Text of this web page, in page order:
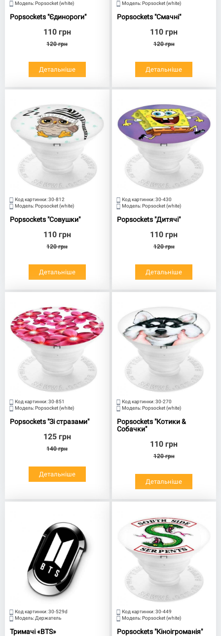
Модель:Popsocket (white)
Popsockets "Єдинороги"
110 грн
120 грн
Детальніше
Модель:Popsocket (white)
Popsockets "Смачні"
110 грн
120 грн
Детальніше
Код картинки:30-812
Модель:Popsocket (white)
Popsockets "Совушки"
110 грн
120 грн
Детальніше
Код картинки:30-430
Модель:Popsocket (white)
Popsockets "Дитячі"
110 грн
120 грн
Детальніше
Код картинки:30-851
Модель:Popsocket (white)
Popsockets "Зі стразами"
125 грн
140 грн
Детальніше
Код картинки:30-270
Модель:Popsocket (white)
Popsockets "Котики &
Собачки"
110 грн
120 грн
Детальніше
Код картинки:30-529d
Модель: Держатель
Тримачі «BTS»
Код картинки:30-449
Модель:Popsocket (white)
Popsockets "Кіноігроманія"